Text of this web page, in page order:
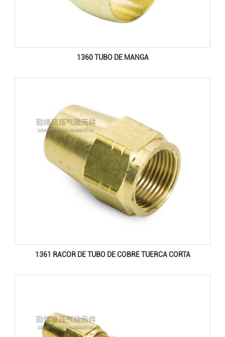
1360 TUBO DE MANGA
1361 RACOR DE TUBO DE COBRE TUERCA CORTA